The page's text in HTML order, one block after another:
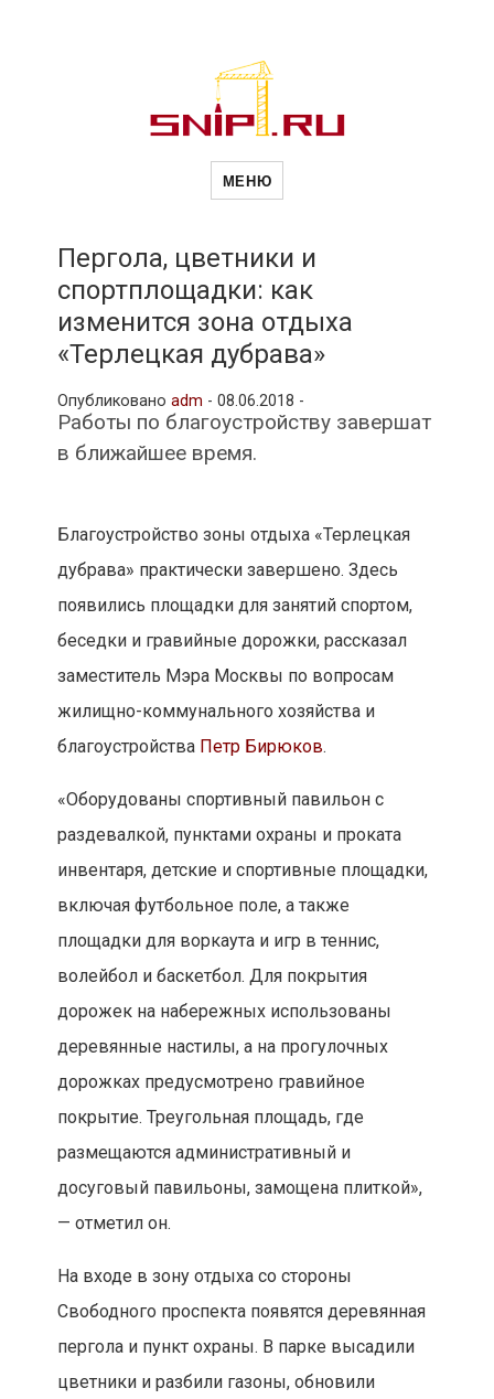
Новости
и
МЕНЮ
Пергола, цветники и
спортплощадки: как
изменится зона отдыха
«Терлецкая дубрава»
Опубликовано adm - 08.06.2018 -
Работы по благоустройству завершат
в ближайшее время.
Благоустройство зоны отдыха «Терлецкая
дубрава» практически завершено. Здесь
появились площадки для занятий спортом,
беседки и гравийные дорожки, рассказал
заместитель Мэра Москвы по вопросам
жилищно-коммунального хозяйства и
благоустройства Петр Бирюков.
«Оборудованы спортивный павильон с
раздевалкой, пунктами охраны и проката
инвентаря, детские и спортивные площадки,
включая футбольное поле, а также
площадки для воркаута и игр в теннис,
волейбол и баскетбол. Для покрытия
дорожек на набережных использованы
деревянные настилы, а на прогулочных
дорожках предусмотрено гравийное
покрытие. Треугольная площадь, где
размещаются административный и
досуговый павильоны, замощена плиткой»,
— отметил он.
На входе в зону отдыха со стороны
Свободного проспекта появятся деревянная
пергола и пункт охраны. В парке высадили
цветники и разбили газоны, обновили